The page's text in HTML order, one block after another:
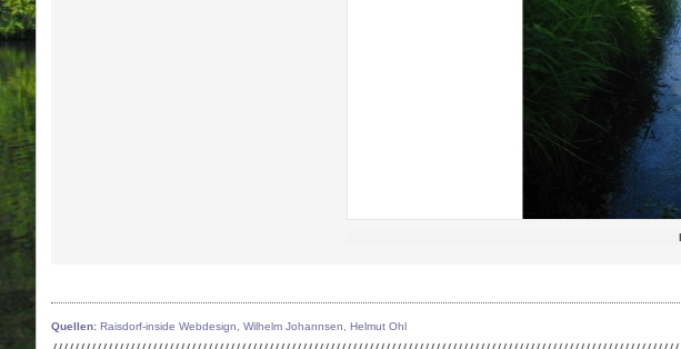
Quellen:Raisdorf-inside Webdesign, Wilhelm Johannsen, Helmut Ohl